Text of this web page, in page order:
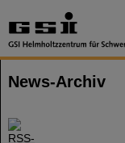
News-Archiv